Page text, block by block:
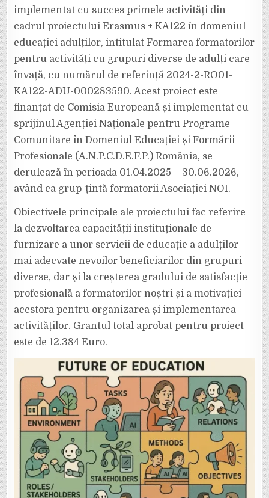
ȘI
ÎN
SLOVENIA
ȘI
GRECIA
PRINTR-
UN
ERASMUS
implementat cu succes primele activități din
cadrul proiectului Erasmus + KA122 în domeniul
educației adulților, intitulat Formarea formatorilor
pentru activități cu grupuri diverse de adulți care
învață, cu numărul de referință 2024-2-RO01-
KA122-ADU-000283590. Acest proiect este
finanțat de Comisia Europeană și implementat cu
sprijinul Agenției Naționale pentru Programe
Comunitare în Domeniul Educației și Formării
Profesionale (A.N.P.C.D.E.F.P.) România, se
derulează în perioada 01.04.2025 – 30.06.2026,
având ca grup-țintă formatorii Asociației NOI.
Obiectivele principale ale proiectului fac referire
la dezvoltarea capacității instituționale de
furnizare a unor servicii de educație a adulților
mai adecvate nevoilor beneficiarilor din grupuri
diverse, dar şi la creșterea gradului de satisfacție
profesională a formatorilor noștri și a motivației
acestora pentru organizarea și implementarea
activităților. Grantul total aprobat pentru proiect
este de 12.384 Euro.